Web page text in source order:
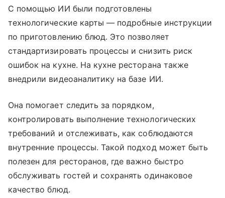
С помощью ИИ были подготовлены
технологические карты — подробные инструкции
по приготовлению блюд. Это позволяет
стандартизировать процессы и снизить риск
ошибок на кухне. На кухне ресторана также
внедрили видеоаналитику на базе ИИ.
Она помогает следить за порядком,
контролировать выполнение технологических
требований и отслеживать, как соблюдаются
внутренние процессы. Такой подход может быть
полезен для ресторанов, где важно быстро
обслуживать гостей и сохранять одинаковое
качество блюд.